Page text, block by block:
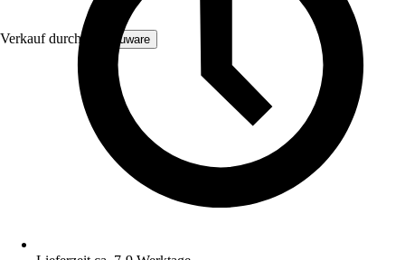
Verkauf durch: Consuware